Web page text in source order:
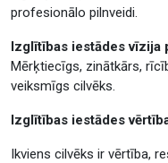
profesionālo pilnveidi.
Izglītības iestādes vīzija
Mērķtiecīgs, zinātkārs,
veiksmīgs cilvēks.
Izglītības iestādes
Ikviens cilvēks ir vērtība,